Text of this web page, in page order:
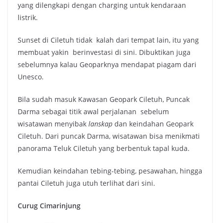
yang dilengkapi dengan charging untuk kendaraan
listrik.
Sunset di Ciletuh tidak kalah dari tempat lain, itu yang
membuat yakin berinvestasi di sini. Dibuktikan juga
sebelumnya kalau Geoparknya mendapat piagam dari
Unesco.
Bila sudah masuk Kawasan Geopark Ciletuh, Puncak
Darma sebagai titik awal perjalanan sebelum
wisatawan menyibak lanskap dan keindahan Geopark
Ciletuh. Dari puncak Darma, wisatawan bisa menikmati
panorama Teluk Ciletuh yang berbentuk tapal kuda.
Kemudian keindahan tebing-tebing, pesawahan, hingga
pantai Ciletuh juga utuh terlihat dari sini.
Curug Cimarinjung